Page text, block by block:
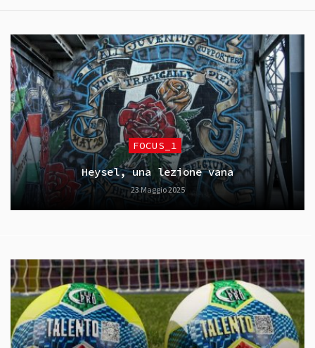
FOCUS_1
Heysel, una lezione vana
23 Maggio 2025